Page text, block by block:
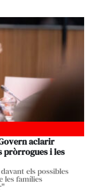
aclarir
pròrrogues i les
els possibles
les famílies